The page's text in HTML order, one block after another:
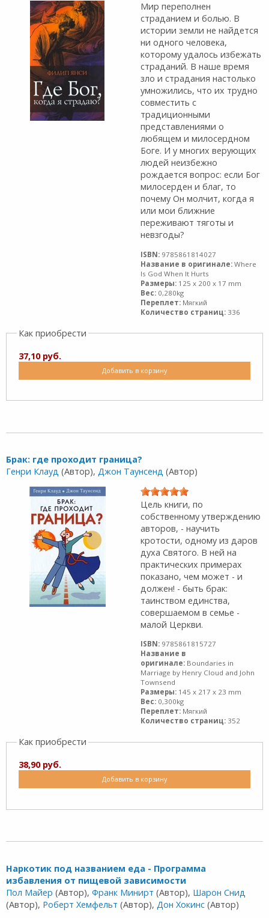
Мир переполнен
страданием и болью. В
истории земли не найдется
ни одного человека,
которому удалось избежать
страданий. В наше время
зло и страдания настолько
умножились, что их трудно
совместить с
традиционными
представлениями о
любящем и милосердном
Боге. И у многих верующих
людей неизбежно
рождается вопрос: если Бог
милосерден и благ, то
почему Он молчит, когда я
или мои ближние
переживают тяготы и
невзгоды?
ISBN: 9785861814027
Название в оригинале: Where
Is God When It Hurts
Размеры: 125 x 200 x 17 mm
Вес: 0,280kg
Переплет: Мягкий
Количество страниц: 336
Как приобрести
37,10 руб.
Добавить в корзину
Брак: где проходит граница?
Генри Клауд (Автор), Джон Таунсенд (Автор)
Цель книги, по
собственному утверждению
авторов, - научить
кротости, одному из даров
духа Святого. В ней на
практических примерах
показано, чем может - и
должен! - быть брак:
таинством единства,
совершаемом в семье -
малой Церкви.
ISBN: 9785861815727
Название в
оригинале: Воundaries in
Marriage by Henry Cloud and John
Townsend
Размеры: 145 x 217 x 23 mm
Вес: 0,300kg
Переплет: Мягкий
Количество страниц: 352
Как приобрести
38,90 руб.
Добавить в корзину
Наркотик под названием еда - Программа
избавления от пищевой зависимости
Пол Майер (Автор), Франк Минирт (Автор), Шарон Снид
(Автор), Роберт Хемфельт (Автор), Дон Хокинс (Автор)